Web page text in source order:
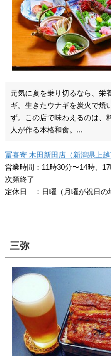
元気に夏を乗り切るなら、栄
ギ。生きたウナギを炭火で焼
ず。この店で味わえるのは、
人が作る本格和食。...
冨喜寄 木田新田店（新潟県上越
営業時間：11時30分〜14時、
次第終了
定休日 ：日曜（月曜が祝日の
三弥